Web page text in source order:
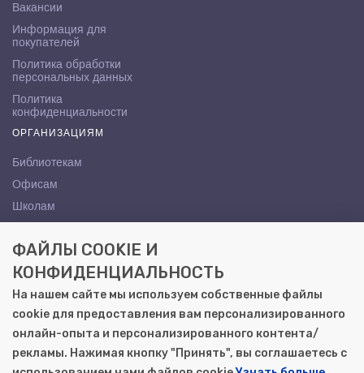
Вакансии
Информация для
покупателей
Политика обработки
персональных данных
Политика
конфиденциальности
ОРГАНИЗАЦИЯМ
Библиотекам
Офисам
Школам
КОНТАКТЫ
Саратов, ул. Осипова, 10А
+7 (8452) 72-65-65
gemera@moya-kniga.ru
ФАЙЛЫ COOKIE И
КОНФИДЕНЦИАЛЬНОСТЬ
На нашем сайте мы используем собственные файлы
cookie для предоставления вам персонализированного
онлайн-опыта и персонализированного контента/
рекламы. Нажимая кнопку "Принять", вы соглашаетесь с